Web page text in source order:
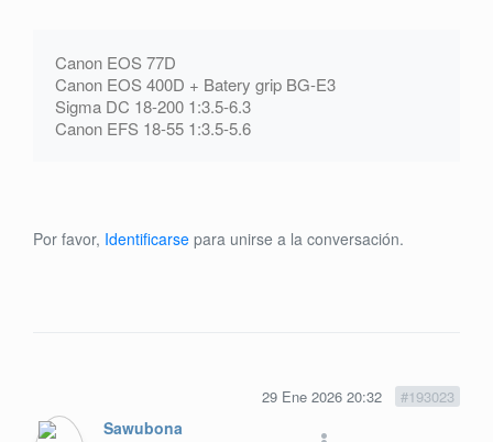
Canon EOS 77D
Canon EOS 400D + Batery grip BG-E3
Sigma DC 18-200 1:3.5-6.3
Canon EFS 18-55 1:3.5-5.6
Por favor, Identificarse para unirse a la conversación.
29 Ene 2026 20:32 #193023
Sawubona